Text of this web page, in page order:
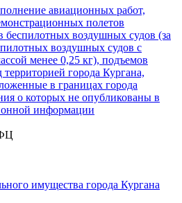
авиационных работ,
полетов
беспилотных воздушных судов (за
воздушных судов с
менее 0,25 кг), подъемов
города Кургана,
в границах города
о которых не опубликованы в
информации
имущества города Кургана